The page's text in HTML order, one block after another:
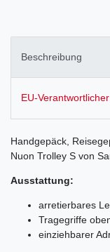
Beschreibung
EU-Verantwortlicher
Handgepäck,
Nuon Trolley S von
Ausstattung:
arretierbares
Tragegriffe
einziehbarer